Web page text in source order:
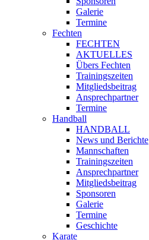
Galerie
Termine
Fechten
FECHTEN
AKTUELLES
Übers Fechten
Trainingszeiten
Mitgliedsbeitrag
Ansprechpartner
Termine
Handball
HANDBALL
News und Berichte
Mannschaften
Trainingszeiten
Ansprechpartner
Mitgliedsbeitrag
Sponsoren
Galerie
Termine
Geschichte
Karate